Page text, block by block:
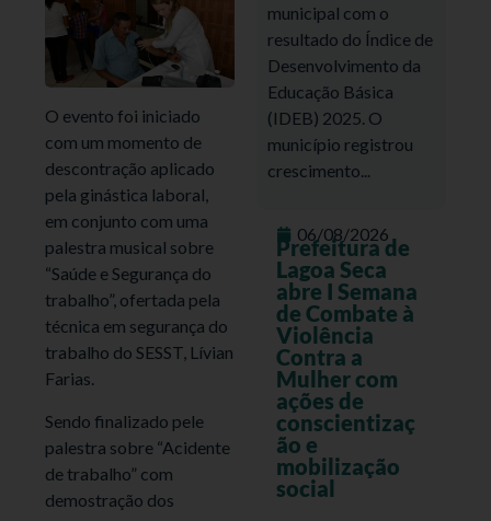
O evento foi iniciado
com um momento de
descontração aplicado
pela ginástica laboral,
em conjunto com uma
palestra musical sobre
“Saúde e Segurança do
trabalho”, ofertada pela
técnica em segurança do
trabalho do SESST, Lívian
Farias.
Sendo finalizado pele
palestra sobre “Acidente
de trabalho” com
demostração dos
municipal com o
resultado do Índice de
Desenvolvimento da
Educação Básica
(IDEB) 2025. O
município registrou
crescimento...
06/08/2026
Prefeitura de
Lagoa Seca
abre I Semana
de Combate à
Violência
Contra a
Mulher com
ações de
conscientizaç
ão e
mobilização
social